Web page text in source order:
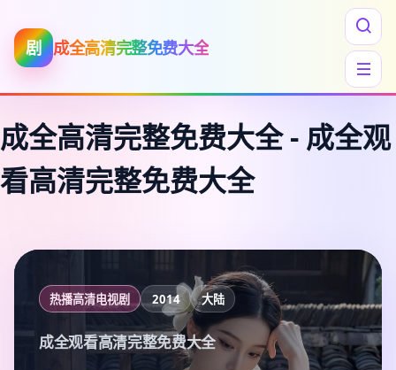
剧 成全高清完整免费大全
成全高清完整免费大全- 成全观
看高清完整免费大全
热播高清电视剧 2014 大陆
成全观看高清完整免费大全